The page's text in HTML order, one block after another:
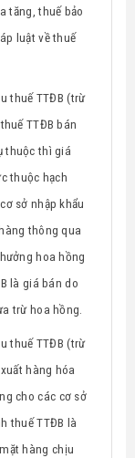
tăng, thuế bảo
luật về thuế
thuế TTĐB (trừ
TTĐB bán
thuộc thì giá
thuộc hạch
sở nhập khẩu
thông qua
hoa hồng
là giá bán do
trừ hoa hồng.
thuế TTĐB(trừ
hàng hóa
cho các cơ sở
thuế TTĐB là
hàng chịu